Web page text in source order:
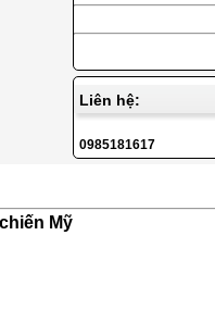
Liên hệ:
0985181617
Mỹ